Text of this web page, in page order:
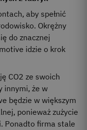
aby spełnić
Okrężny
do znacznej
idzie o krok
CO2 ze swoich
innymi, że w
będzie w większym
ponieważ zużycie
Ponadto firma stale